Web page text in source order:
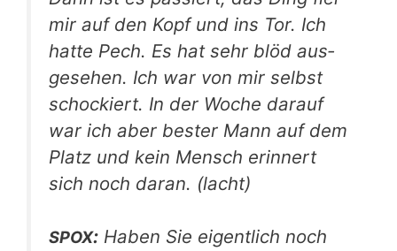
mir auf den Kopf und ins Tor. Ich
hat­te Pech. Es hat sehr blöd aus­
ge­se­hen. Ich war von mir selbst
scho­ckiert. In der Woche dar­auf
war ich aber bes­ter Mann auf dem
Platz und kein Mensch erin­nert
sich noch dar­an. (lacht)
SPOX: Haben Sie eigent­lich noch